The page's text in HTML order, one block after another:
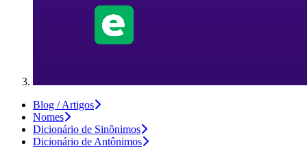
Blog / Artigos
Nomes
Dicionário de Sinônimos
Dicionário de Antônimos